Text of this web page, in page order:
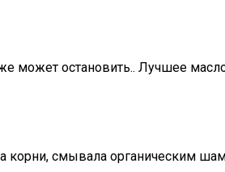
может остановить.. Лучшее
корни, смывала органическим